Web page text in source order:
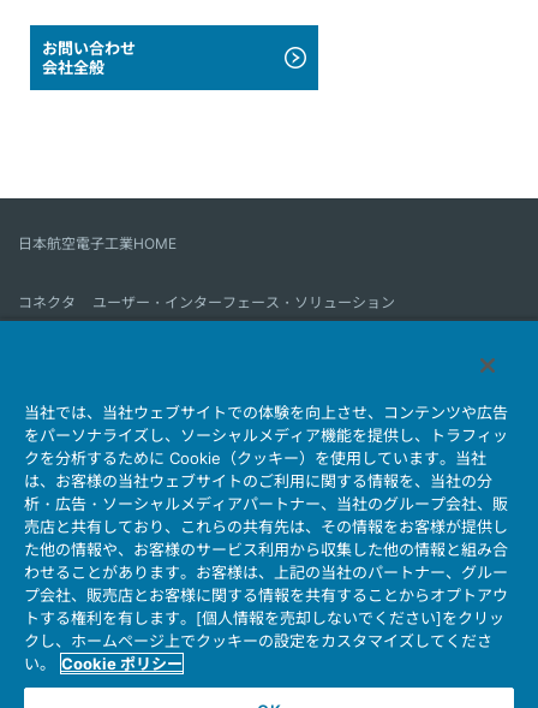
お問い合わせ
会社全般
日本航空電子工業HOME
コネクタ
ユーザー・インターフェース・ソリューション
会社情報 サステナビリティ IR情報 採用情報
会社情報新着一覧
製品情報新着一覧
サイトマップ お問い合わせ
個人情報保護ポリシー
JAE Cookie Policy
ウェブアクセシビリティ方針
マイナンバー情報保護ポリシー
当社ウェブサイトのご利用について
ソーシャルメディア公式アカウント運用ポリシー
当社では、当社ウェブサイトでの体験を向上させ、コンテンツや広告
をパーソナライズし、ソーシャルメディア機能を提供し、トラフィッ
クを分析するために Cookie（クッキー）を使用しています。当社
は、お客様の当社ウェブサイトのご利用に関する情報を、当社の分
析・広告・ソーシャルメディアパートナー、当社のグループ会社、販
売店と共有しており、これらの共有先は、その情報をお客様が提供し
た他の情報や、お客様のサービス利用から収集した他の情報と組み合
わせることがあります。お客様は、上記の当社のパートナー、グルー
プ会社、販売店とお客様に関する情報を共有することからオプトアウ
トする権利を有します。[個人情報を売却しないでください]をクリッ
クし、ホームページ上でクッキーの設定をカスタマイズしてくださ
い。
Cookie ポリシー